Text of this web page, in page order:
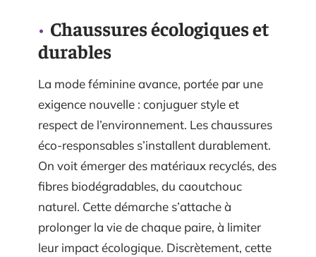
Chaussures écologiques et
durables
La mode féminine avance, portée par une
exigence nouvelle : conjuguer style et
respect de l’environnement. Les chaussures
éco-responsables s’installent durablement.
On voit émerger des matériaux recyclés, des
fibres biodégradables, du caoutchouc
naturel. Cette démarche s’attache à
prolonger la vie de chaque paire, à limiter
leur impact écologique. Discrètement, cette